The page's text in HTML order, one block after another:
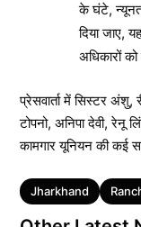
के घंटे,
दिया जाए,
अधिकारों
प्रेसवार्ता में सिस्टर अंशु,
टोपनो, अनिपा देवी, रेनू
कामगार यूनियन की कई
Tags
Jharkhand